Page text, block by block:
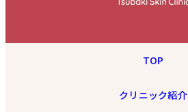
TOP
クリニック紹介